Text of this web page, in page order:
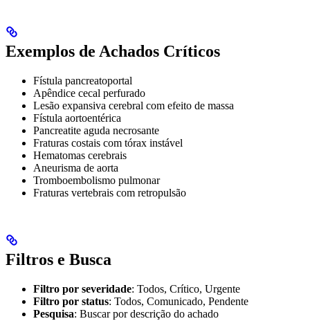
Exemplos de Achados Críticos
Fístula pancreatoportal
Apêndice cecal perfurado
Lesão expansiva cerebral com efeito de massa
Fístula aortoentérica
Pancreatite aguda necrosante
Fraturas costais com tórax instável
Hematomas cerebrais
Aneurisma de aorta
Tromboembolismo pulmonar
Fraturas vertebrais com retropulsão
Filtros e Busca
Filtro por severidade: Todos, Crítico, Urgente
Filtro por status: Todos, Comunicado, Pendente
Pesquisa: Buscar por descrição do achado